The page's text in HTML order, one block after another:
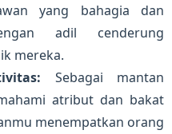
yang bahagia dan
adil cenderung
mereka.
Sebagai mantan
atribut dan bakat
menempatkan orang